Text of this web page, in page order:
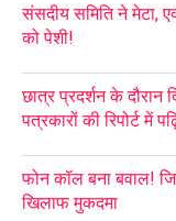
संसदीय समिति ने मेटा,
को पेशी!
छात्र प्रदर्शन के दौरान
पत्रकारों की रिपोर्ट में
फोन कॉल बना बवाल!
खिलाफ मुकदमा